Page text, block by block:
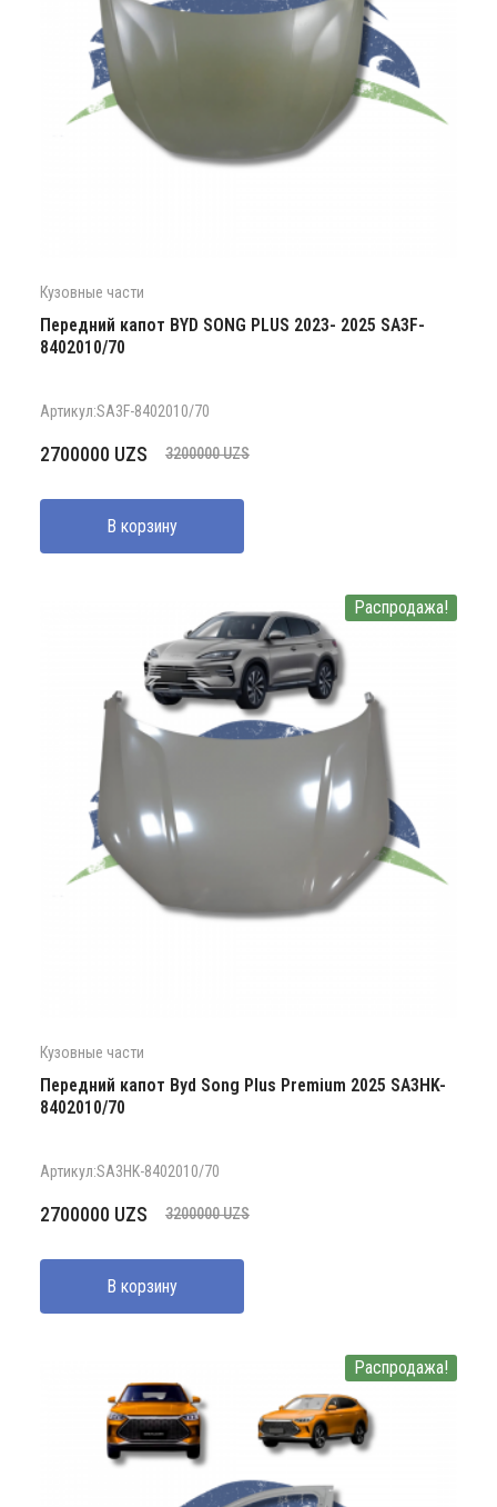
Кузовные части
Передний капот BYD SONG PLUS 2023- 2025 SA3F-
8402010/70
Артикул:SA3F-8402010/70
3200000UZS
Первоначальная
составляла
3200000 UZS.
2700000 UZS
Текущая
2700000 UZS.
В корзину
Распродажа!
Кузовные части
Передний капот Byd Song Plus Premium 2025 SA3HK-
8402010/70
Артикул:SA3HK-8402010/70
3200000UZS
Первоначальная
составляла
3200000 UZS.
2700000 UZS
Текущая
2700000 UZS.
В корзину
Распродажа!